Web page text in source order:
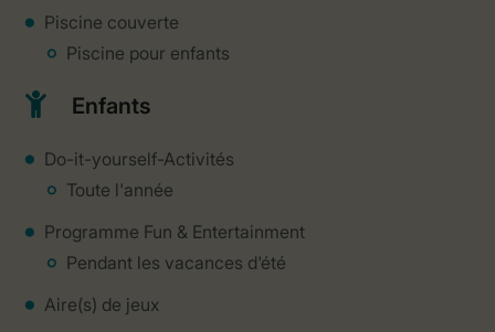
Piscine couverte
Piscine pour enfants
Enfants
Do-it-yourself-Activités
Toute l'année
Programme Fun & Entertainment
Pendant les vacances d'été
Aire(s) de jeux